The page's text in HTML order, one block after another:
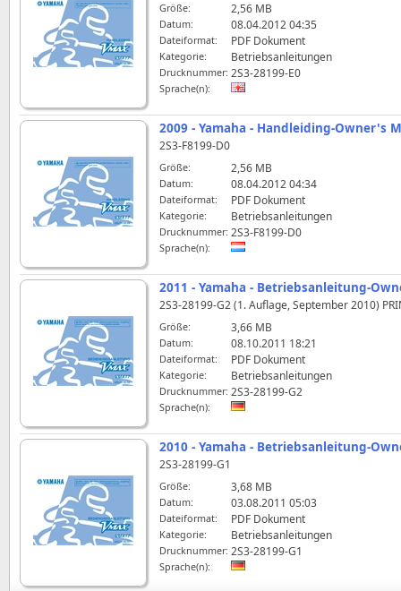
Größe: 2,56 MB
Datum: 08.04.2012 04:35
Dateiformat: PDF Dokument
Kategorie: Betriebsanleitungen
Drucknummer: 2S3-28199-E0
Sprache(n):
2009 - Yamaha - Handleiding-Owner's
2S3-F8199-D0
Größe: 2,56 MB
Datum: 08.04.2012 04:34
Dateiformat: PDF Dokument
Kategorie: Betriebsanleitungen
Drucknummer: 2S3-F8199-D0
Sprache(n):
2011 - Yamaha - Betriebsanleitung-
2S3-28199-G2 (1. Auflage, September 2010)
Größe: 3,66 MB
Datum: 08.10.2011 18:21
Dateiformat: PDF Dokument
Kategorie: Betriebsanleitungen
Drucknummer: 2S3-28199-G2
Sprache(n):
2010 - Yamaha - Betriebsanleitung-
2S3-28199-G1
Größe: 3,68 MB
Datum: 03.08.2011 05:03
Dateiformat: PDF Dokument
Kategorie: Betriebsanleitungen
Drucknummer: 2S3-28199-G1
Sprache(n):